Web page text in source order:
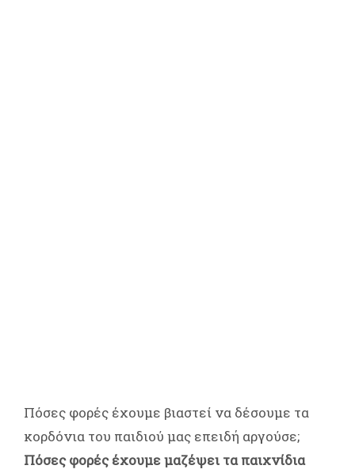
Πόσες φορές έχουμε βιαστεί να δέσουμε τα
κορδόνια του παιδιού μας επειδή αργούσε;
Πόσες φορές έχουμε μαζέψει τα παιχνίδια